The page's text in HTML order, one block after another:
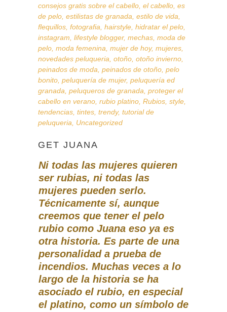
consejos gratis sobre el cabello, el cabello, es
de pelo, estilistas de granada, estilo de vida,
flequillos, fotografia, hairstyle, hidratar el pelo,
instagram, lifestyle blogger, mechas, moda de
pelo, moda femenina, mujer de hoy, mujeres,
novedades peluqueria, otoño, otoño invierno,
peinados de moda, peinados de otoño, pelo
bonito, peluquería de mujer, peluquería ed
granada, peluqueros de granada, proteger el
cabello en verano, rubio platino, Rubios, style,
tendencias, tintes, trendy, tutorial de
peluqueria, Uncategorized
GET JUANA
Ni todas las mujeres quieren
ser rubias, ni todas las
mujeres pueden serlo.
Técnicamente sí, aunque
creemos que tener el pelo
rubio como Juana eso ya es
otra historia. Es parte de una
personalidad a prueba de
incendios. Muchas veces a lo
largo de la historia se ha
asociado el rubio, en especial
el platino, como un símbolo de